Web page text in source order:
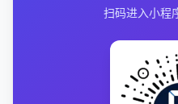
扫码进入小程